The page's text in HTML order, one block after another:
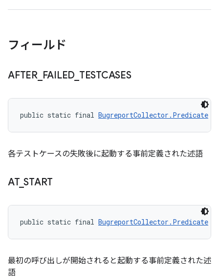
フィールド
AFTER_ FAILED TESTCASES
public static final BugreportCollector.Predicate
各テストケースの失敗後に起動する事前定義された述語
AT_START
public static final BugreportCollector.Predicate
最初の呼び出しが開始されると起動する事前定義された述
語